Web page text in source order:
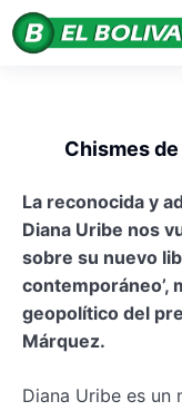
Chismes
La reconocida y
Diana Uribe nos
sobre su nuevo
contemporáneo’,
geopolítico del
Márquez.
Diana Uribe es un